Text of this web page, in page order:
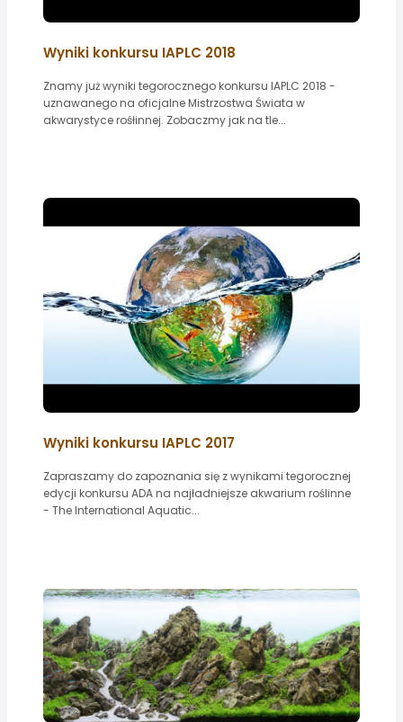
Wyniki konkursu IAPLC 2018
Znamy już wyniki tegorocznego konkursu IAPLC 2018 -
uznawanego na oficjalne Mistrzostwa Świata w
akwarystyce rośłinnej. Zobaczmy jak na tle...
Wyniki konkursu IAPLC 2017
Zapraszamy do zapoznania się z wynikami tegorocznej
edycji konkursu ADA na najładniejsze akwarium roślinne
- The International Aquatic...